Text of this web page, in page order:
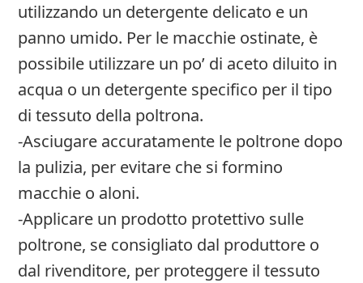
utilizzando un detergente delicato e un
panno umido. Per le macchie ostinate, è
possibile utilizzare un po’ di aceto diluito in
acqua o un detergente specifico per il tipo
di tessuto della poltrona.
-Asciugare accuratamente le poltrone dopo
la pulizia, per evitare che si formino
macchie o aloni.
-Applicare un prodotto protettivo sulle
poltrone, se consigliato dal produttore o
dal rivenditore, per proteggere il tessuto